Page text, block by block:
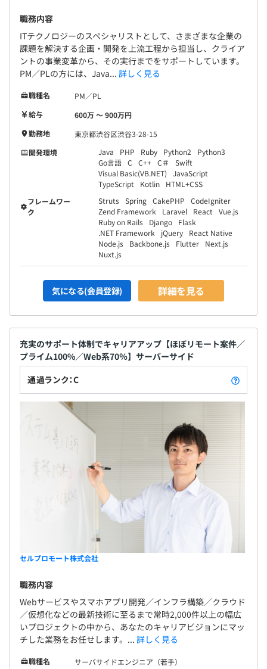
広い分野の経験ができる点、フリーラン
スへの手厚いサポートがあるなどの理由で入社。
入社後：年収550万円達成！フリーランスを目指し奮闘
中！
使用言語：C#
③27歳／男性／入社2年目
前職：セキュリティ企業 警備
前職年収：300万円
当社入社理由：エンジニアを目指し転職活動を開始。
ITスクールを卒業した経験を活かしたい
と思い、未経験からでも挑戦できる環境がある当社に入
入社後：独学が功を奏し念願のITエンジニアへ！現在は
ネットワークエンジニアとして構築工程から担当中！
④29歳／女性／入社4年目
前職年収：440万円
当社入社理由：前職では導入や自社パッケージのカスタ
マイズを担当。
スキルアップのためコーディングをメイ
ンに担当できる環境を探し、入社。
入社後：Pythonを用いて実装工程に参画中！次は
Laravelの案件に参画予定
⑤32歳／男性／入社2年目
前職：システム会社 Webシステム開発
前職年収：540万円
当社入社理由：TypeScriptやReactを伸ばして上流から
下流まで一気通貫した工程を担当できるエンジニアを目指
していたところ、
案件数が豊富でプライム案件も多く、挑
戦できる環境があると感じ入社。
入社後：年収620万円達成！フルスタックエンジニアを
使用言語：JavaScript ／TypeScript／React
年2回（6月と12月）、ご自身のスキルとお客様評価にて
評価を実施いたします。
また、キャリアラダーを定めており、属人性の評価や不透
明性がない形をとっております。
いものを納得できる条件でつくる」「新しい”当たり
前”をつくり続ける」が モットーの当社で、エンジニ
アとしての可能性を一緒に広げていきましょう！
職務内容
ITテクノロジーのスペシャリストとして、さまざまな企業の
課題を解決する企画・開発を上流工程から担当し、クライア
ントの事業変革から、その実行までをサポートしています。
PM／PLの方には、Java... 詳しく見る
職種名
PM／PL
給与
600万 〜 900万円
勤務地
東京都渋谷区渋谷3-28-15
開発環境
Java PHP Ruby Python2
Python3
Go言語 C C++ C＃
Swift
Visual Basic(VB.NET)
JavaScript
TypeScript
Kotlin
HTML+CSS
フレームワー
ク
Struts Spring CakePHP
CodeIgniter
Zend Framework
Laravel React
Vue.js
Ruby on Rails
Django
Flask
.NET Framework
jQuery
React Native
Node.js
Backbone.js Flutter
Next.js
Nuxt.js
気になる(会員登録) 詳細を見る
充実のサポート体制でキャリアアップ【ほぼリモート案件／
プライム100%／Web系70％】サーバーサイド
通過ランク：C
セルプロモート株式会社
職務内容
Webサービスやスマホアプリ開発／インフラ構築／クラウド
／仮想化などの最新技術に至るまで常時2,000件以上の幅広
いプロジェクトの中から、あなたのキャリアビジョンにマッ
チした業務をお任せします。... 詳しく見る
職種名
サーバサイドエンジニア（若手）